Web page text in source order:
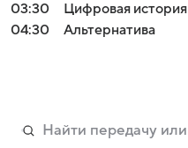
03:30
Цифровая история
04:30
Альтернатива